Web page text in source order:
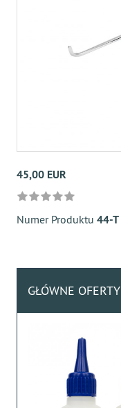
45,00 EUR
Numer Produktu 44-T
GŁÓWNE OFERTY